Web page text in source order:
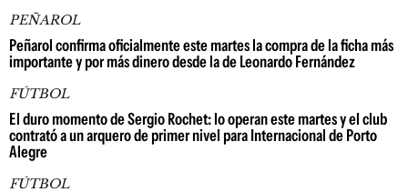
PEÑAROL
Peñarol confirma oficialmente este martes la compra de la ficha más
importante y por más dinero desde la de Leonardo Fernández
FÚTBOL
El duro momento de Sergio Rochet: lo operan este martes y el club
contrató a un arquero de primer nivel para Internacional de Porto
Alegre
FÚTBOL